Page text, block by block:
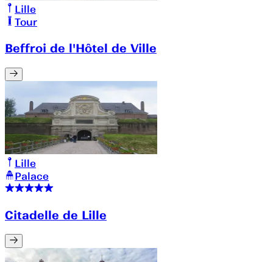
Lille
Tour
Beffroi de l'Hôtel de Ville
Lille
Palace
Citadelle de Lille